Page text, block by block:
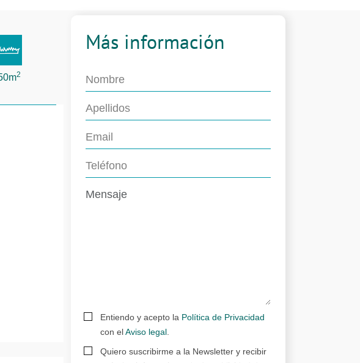
2
Más información
Entiendo y acepto la Política de Privacidad
con elAviso legal
Quiero suscribirme a la Newsletter y recibir